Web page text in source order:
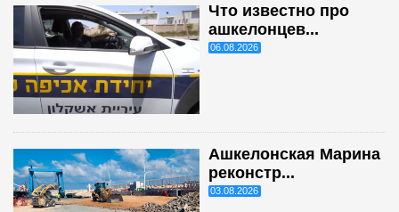
Что известно про
ашкелонцев...
06.08.2026
Ашкелонская Марина
реконстр...
03.08.2026